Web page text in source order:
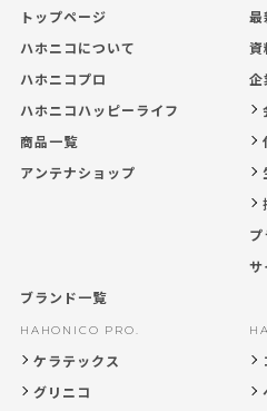
トップページ
ハホニコについて
ハホニコプロ
ハホニコハッピーライフ
商品一覧
アンテナショップ
ブランド一覧
HAHONICO PRO.
ケラテックス
グリニコ
最
資
企
サ